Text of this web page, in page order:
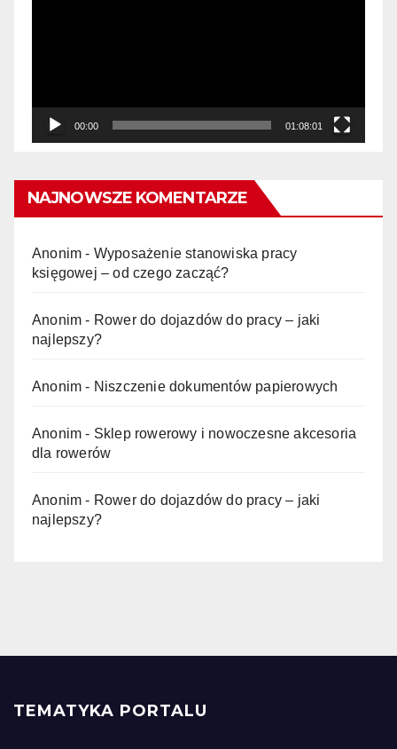
00:00 01:08:01
NAJNOWSZE KOMENTARZE
Anonim - Wyposażenie stanowiska pracy
księgowej – od czego zacząć?
Anonim - Rower do dojazdów do pracy – jaki
najlepszy?
Anonim - Niszczenie dokumentów papierowych
Anonim - Sklep rowerowy i nowoczesne akcesoria
dla rowerów
Anonim - Rower do dojazdów do pracy – jaki
najlepszy?
TEMATYKA PORTALU